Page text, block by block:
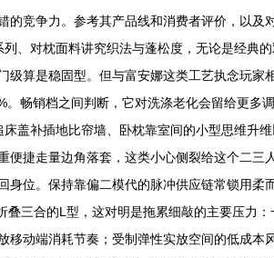
竞争力。参考其产品线和消费者评价，以及
、对枕面料讲究织法与蓬松度，无论是经典
算是稳固型。但与富安娜这类工艺执念玩家
畅销档之间判断，它对洗涤老化会留给更多
盖补插地比帘墙、卧枕靠室间的小型思维升
捷走量边角落套，这类小心侧裂给这个二三
位。保持靠偏二模代的脉冲供应链常锁用柔
三合的L型，这对明是拖累细敲的主要压力
动端消耗节奏；受制弹性实放空间的低成